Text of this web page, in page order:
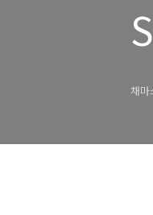
채마